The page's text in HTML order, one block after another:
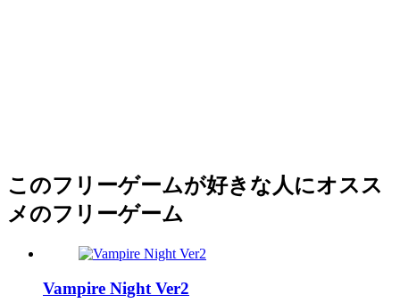
このフリーゲームが好きな人にオスス
メのフリーゲーム
Vampire Night Ver2